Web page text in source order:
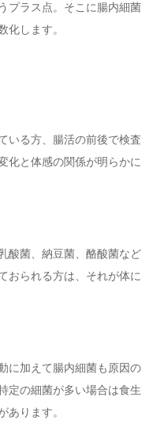
プラス点。そこに腸内細菌
化します。
いる方、腸活の前後で検査
化と体感の関係が明らかに
酸菌、納豆菌、酪酸菌など
おられる方は、それが体に
に加えて腸内細菌も原因の
定の細菌が多い場合は食生
あります。